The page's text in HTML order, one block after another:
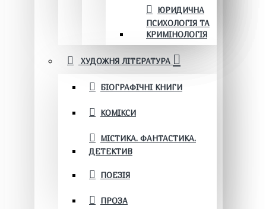
ЮРИДИЧНА
ПСИХОЛОГІЯ ТА
КРИМІНОЛОГІЯ
ХУДОЖНЯ ЛІТЕРАТУРА
БІОГРАФІЧНІ КНИГИ
КОМІКСИ
МІСТИКА. ФАНТАСТИКА.
ДЕТЕКТИВ
ПОЕЗІЯ
ПРОЗА